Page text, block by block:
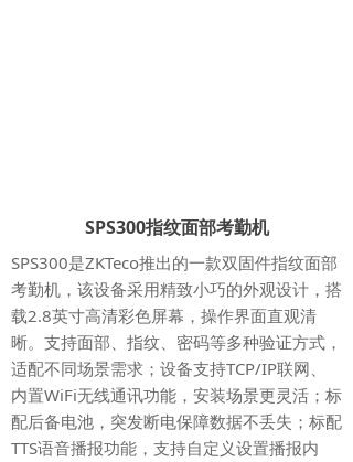
SPS300指纹面部考勤机
SPS300是ZKTeco推出的一款双固件指纹面部
考勤机，该设备采用精致小巧的外观设计，搭
载2.8英寸高清彩色屏幕，操作界面直观清
晰。支持面部、指纹、密码等多种验证方式，
适配不同场景需求；设备支持TCP/IP联网、
内置WiFi无线通讯功能，安装场景更灵活；标
配后备电池，突发断电保障数据不丢失；标配
TTS语音播报功能，支持自定义设置播报内